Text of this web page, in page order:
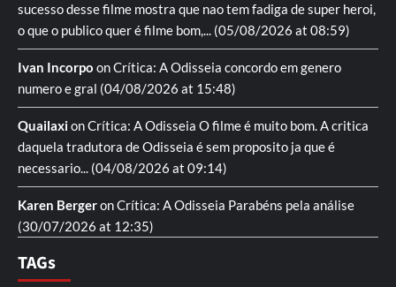
sucesso desse filme mostra que nao tem fadiga de super heroi,
o que o publico quer é filme bom,... (05/08/2026 at 08:59)
Ivan Incorpo onCrítica: A Odisseia concordo em genero
numero e gral (04/08/2026 at 15:48)
QuailaxionCrítica: A Odisseia O filme é muito bom. A critica
daquela tradutora de Odisseia é sem proposito ja que é
necessario... (04/08/2026 at 09:14)
Karen BergeronCrítica: A Odisseia Parabéns pela análise
(30/07/2026 at 12:35)
TAGs